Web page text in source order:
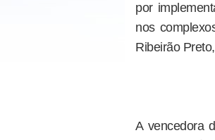
por
nos
Ribeirão
A vencedora